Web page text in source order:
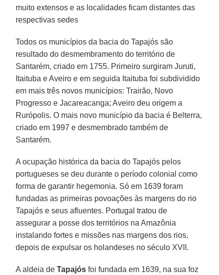
muito extensos e as localidades ficam distantes das
respectivas sedes
Todos os municípios da bacia do Tapajós são
resultado do desmembramento do território de
Santarém, criado em 1755. Primeiro surgiram Juruti,
Itaituba e Aveiro e em seguida Itaituba foi subdividido
em mais três novos municípios: Trairão, Novo
Progresso e Jacareacanga; Aveiro deu origem a
Rurópolis. O mais novo município da bacia é Belterra,
criado em 1997 e desmembrado também de
Santarém.
A ocupação histórica da bacia do Tapajós pelos
portugueses se deu durante o período colonial como
forma de garantir hegemonia. Só em 1639 foram
fundadas as primeiras povoações às margens do rio
Tapajós e seus afluentes. Portugal tratou de
assegurar a posse dos territórios na Amazônia
instalando fortes e missões nas margens dos rios,
depois de expulsar os holandeses no século XVII.
A aldeia deTapajós foi fundada em 1639, na sua foz